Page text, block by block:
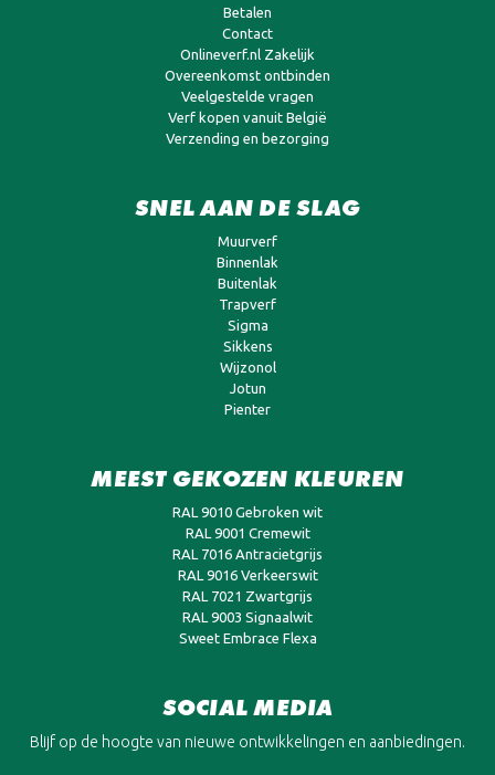
Betalen
Contact
Onlineverf.nl Zakelijk
Overeenkomst ontbinden
Veelgestelde vragen
Verf kopen vanuit België
Verzending en bezorging
SNEL AAN DE SLAG
Muurverf
Binnenlak
Buitenlak
Trapverf
Sigma
Sikkens
Wijzonol
Jotun
Pienter
MEEST GEKOZEN KLEUREN
RAL 9010 Gebroken wit
RAL 9001 Cremewit
RAL 7016 Antracietgrijs
RAL 9016 Verkeerswit
RAL 7021 Zwartgrijs
RAL 9003 Signaalwit
Sweet Embrace Flexa
SOCIAL MEDIA
Blijf op de hoogte van nieuwe ontwikkelingen en aanbiedingen.